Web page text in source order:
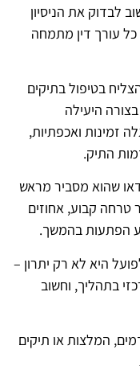
לבדוק את הניסיון
עורך דין מתמחה
בטיפול בתיקים
היעילה
זמינות ואכפתיות,
התיק.
שהוא מסביר מראש
קבוע, אחוזים
הפתעות בהמשך.
היא לא רק יתרון –
בתהליך, וחשוב
המלצות או תיקים